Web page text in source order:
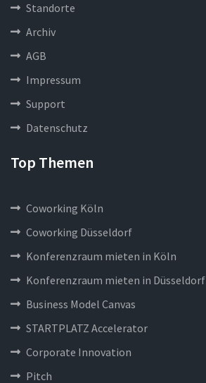
Standorte
Archiv
AGB
Impressum
Support
Datenschutz
Top Themen
Coworking Köln
Coworking Düsseldorf
Konferenzraum mieten in Köln
Konferenzraum mieten in Düsseldorf
Business Model Canvas
STARTPLATZ Accelerator
Corporate Innovation
Pitch